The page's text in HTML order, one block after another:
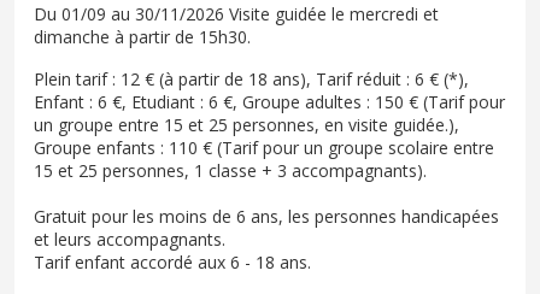
Du 01/09 au 30/11/2026 Visite guidée le mercredi et
dimanche à partir de 15h30.
Plein tarif : 12 € (à partir de 18 ans), Tarif réduit : 6 € (*),
Enfant : 6 €, Etudiant : 6 €, Groupe adultes : 150 € (Tarif pour
un groupe entre 15 et 25 personnes, en visite guidée.),
Groupe enfants : 110 € (Tarif pour un groupe scolaire entre
15 et 25 personnes, 1 classe + 3 accompagnants).
Gratuit pour les moins de 6 ans, les personnes handicapées
et leurs accompagnants.
Tarif enfant accordé aux 6 - 18 ans.